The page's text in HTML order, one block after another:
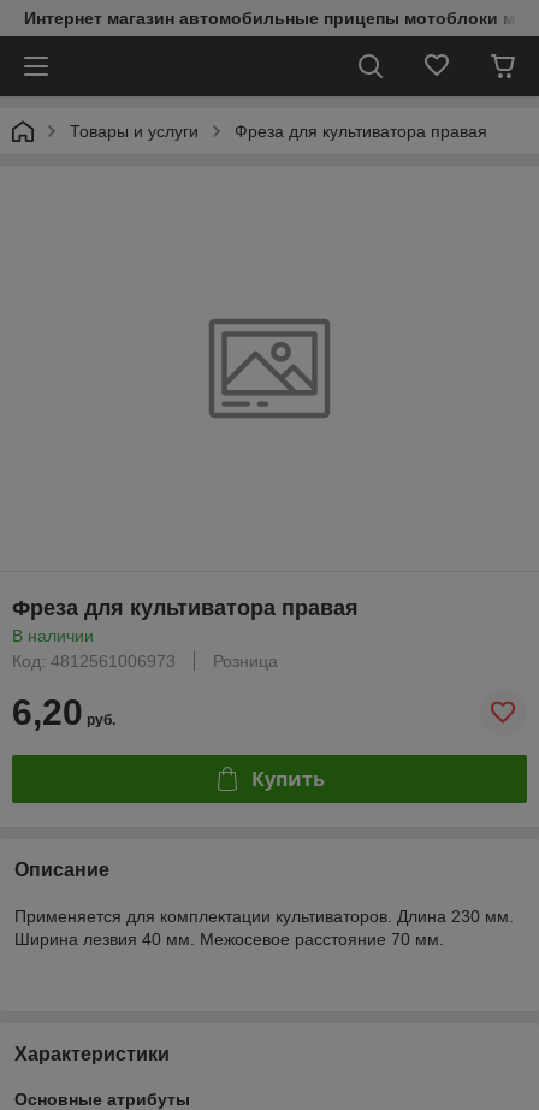
Интернет магазин автомобильные прицепы мотоблоки
Товары и услуги Фреза для культиватора правая
Фреза для культиватора правая
В наличии
Код: 4812561006973
Розница
6,20 руб.
Купить
Описание
Применяется для комплектации культиваторов. Длина 230 мм.
Ширина лезвия 40 мм. Межосевое расстояние 70 мм.
Характеристики
Основные атрибуты